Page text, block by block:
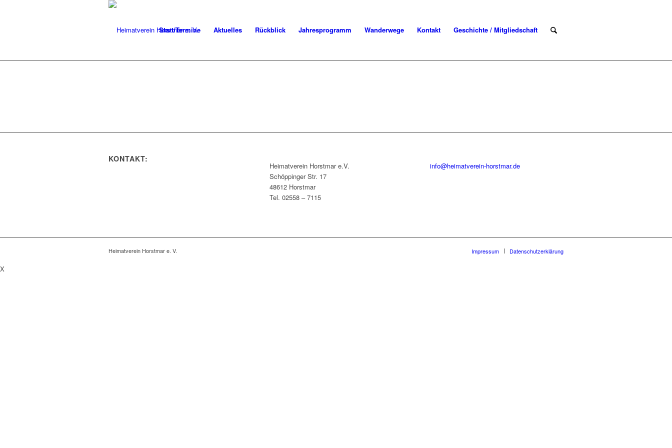
Start/Termine Aktuelles Rückblick Jahresprogramm Wanderwege Kontakt Geschichte / Mitgliedschaft
KONTAKT:
Heimatverein Horstmar e.V.
Schöppinger Str. 17
48612 Horstmar
Tel. 02558 – 7115
info@heimatverein-horstmar.de
Heimatverein Horstmar e. V. Impressum Datenschutzerklärung
X